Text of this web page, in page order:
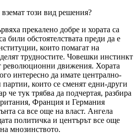
вземат този вид решения?
прекалено добре и хората са
били обстоятелствата преди да е
които помагат на
трудностите. Човешки инстинкт
революционни движения. Хората
интересно да имате централно-
които се сменят едни-други
че тук трябва да подчертая, разбира
Франция и Германия
са все още на власт. Ангела
политичка и центърът все още
мнозинството.